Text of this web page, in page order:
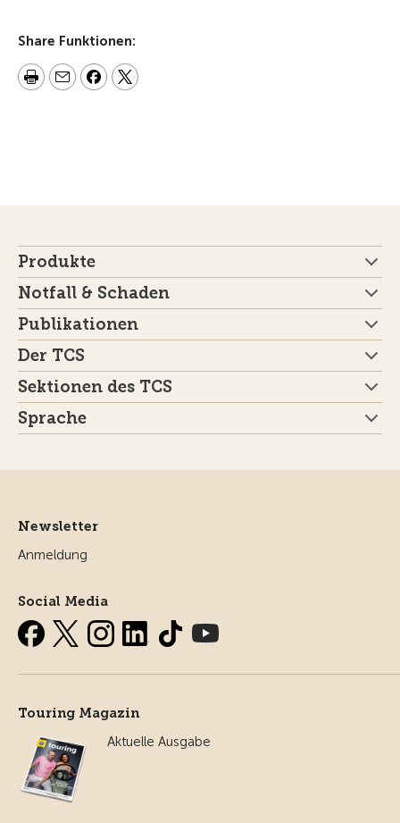
Share Funktionen:
Produkte
Notfall & Schaden
Publikationen
Der TCS
Sektionen des TCS
Sprache
Newsletter
Anmeldung
Social Media
Touring Magazin
Aktuelle Ausgabe